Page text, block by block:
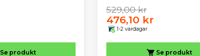
Se produkt
529,00 kr
476,10 kr
1-2 vardagar
Se produkt